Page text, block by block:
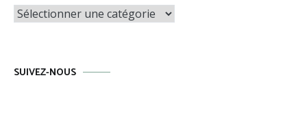
Catégories
SUIVEZ-NOUS